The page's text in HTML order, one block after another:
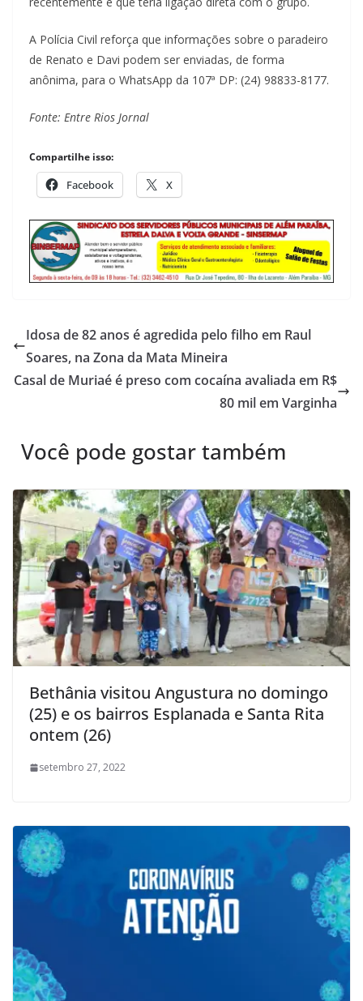
A Polícia Civil reforça que informações sobre o paradeiro
de Renato e Davi podem ser enviadas, de forma
anônima, para o WhatsApp da 107ª DP: (24) 98833-8177.
Fonte: Entre Rios Jornal
Compartilhe isso:
Facebook X
Idosa de 82 anos é agredida pelo filho em Raul
Soares, na Zona da Mata Mineira
Casal de Muriaé é preso com cocaína avaliada em R$
80 mil em Varginha
Você pode gostar também
Bethânia visitou Angustura no domingo
(25) e os bairros Esplanada e Santa Rita
ontem (26)
setembro 27, 2022